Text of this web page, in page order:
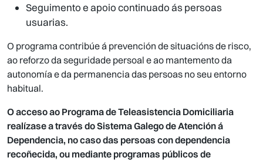
Seguimento e apoio continuado ás persoas
usuarias.
O programa contribúe á prevención de situacións de risco,
ao reforzo da seguridade persoal e ao mantemento da
autonomía e da permanencia das persoas no seu entorno
habitual.
O acceso ao Programa de Teleasistencia Domiciliaria
realízase a través do Sistema Galego de Atención á
Dependencia, no caso das persoas con dependencia
recoñecida, ou mediante programas públicos de